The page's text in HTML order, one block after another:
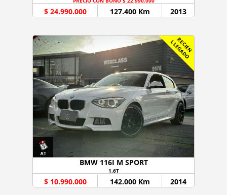
$ 24.990.000 127.400 Km 2013
R
E
C
I
É
N
L
L
E
G
A
D
O
BMW 116I M SPORT
1.6T
$ 10.990.000 142.000 Km 2014